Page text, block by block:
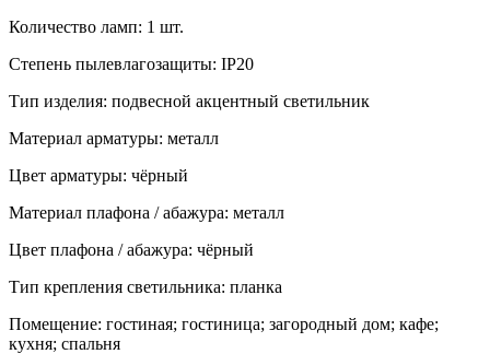
Количество ламп: 1 шт.
Степень пылевлагозащиты: IP20
Тип изделия: подвесной акцентный светильник
Материал арматуры: металл
Цвет арматуры: чёрный
Материал плафона / абажура: металл
Цвет плафона / абажура: чёрный
Тип крепления светильника: планка
Помещение: гостиная; гостиница; загородный дом; кафе;
кухня; спальня